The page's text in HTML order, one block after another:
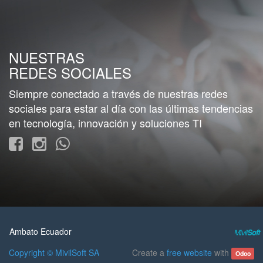
NUESTRAS
REDES SOCIALES
Siempre conectado a través de nuestras redes
sociales para estar al día con las últimas tendencias
en tecnología, innovación y soluciones TI
Ambato Ecuador
Create afree website with Odoo
Copyright © MivilSoft SA